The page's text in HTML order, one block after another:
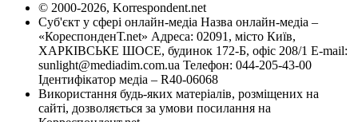
© 2000-2026, Korrespondent.net
Суб'єкт у сфері онлайн-медіа Назва онлайн-медіа –
«КореспонденТ.net» Адреса: 02091, місто Київ,
ХАРКІВСЬКЕ ШОСЕ, будинок 172-Б, офіс 208/1 E-mail:
sunlight@mediadim.com.ua Телефон: 044-205-43-00
Ідентифікатор медіа – R40-06068
Використання будь-яких матеріалів, розміщених на
сайті, дозволяється за умови посилання на